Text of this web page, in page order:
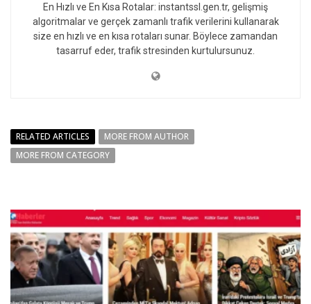
En Hızlı ve En Kısa Rotalar: instantssl.gen.tr, gelişmiş
algoritmalar ve gerçek zamanlı trafik verilerini kullanarak
size en hızlı ve en kısa rotaları sunar. Böylece zamandan
tasarruf eder, trafik stresinden kurtulursunuz.
RELATED ARTICLES
MORE FROM AUTHOR
MORE FROM CATEGORY